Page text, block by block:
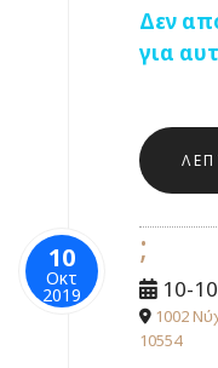
Δεν
για
10
Οκτ
2019
;
10-
1002
10554